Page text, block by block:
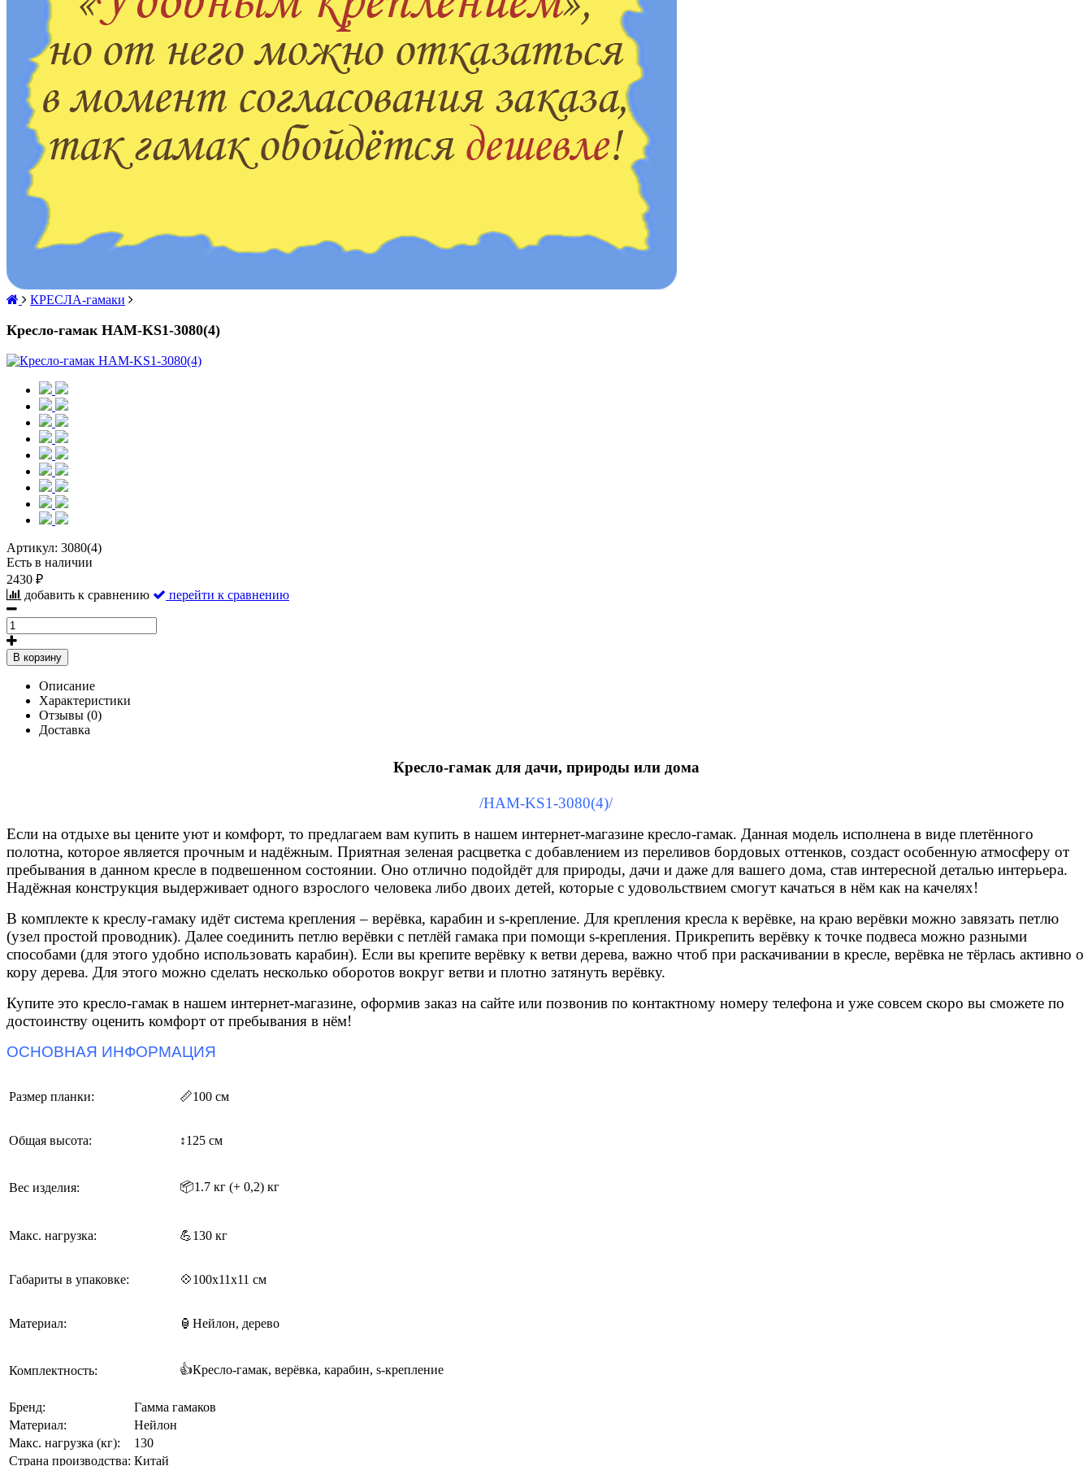
КРЕСЛА-гамаки
Кресло-гамак HAM-KS1-3080(4)
Артикул: 3080(4)
Есть в наличии
2430 ₽
добавить к сравнению
перейти к сравнению
В корзину
Описание
Характеристики
Отзывы (0)
Доставка
Кресло-гамак для дачи, природы или дома
/HAM-KS1-3080(4)/
Если на отдыхе вы цените уют и комфорт, то предлагаем вам купить в нашем интернет-магазине кресло-гамак. Данная модель исполнена в виде плетённого
полотна, которое является прочным и надёжным. Приятная зеленая расцветка с добавлением из переливов бордовых оттенков, создаст особенную атмосферу от
пребывания в данном кресле в подвешенном состоянии. Оно отлично подойдёт для природы, дачи и даже для вашего дома, став интересной деталью интерьера.
Надёжная конструкция выдерживает одного взрослого человека либо двоих детей, которые с удовольствием смогут качаться в нём как на качелях!
В комплекте к креслу-гамаку идёт система крепления – верёвка, карабин и s-крепление. Для крепления кресла к верёвке, на краю верёвки можно завязать петлю
(узел простой проводник). Далее соединить петлю верёвки с петлёй гамака при помощи s-крепления. Прикрепить верёвку к точке подвеса можно разными
способами (для этого удобно использовать карабин). Если вы крепите верёвку к ветви дерева, важно чтоб при раскачивании в кресле, верёвка не тёрлась активно о
кору дерева. Для этого можно сделать несколько оборотов вокруг ветви и плотно затянуть верёвку.
Купите это кресло-гамак в нашем интернет-магазине, оформив заказ на сайте или позвонив по контактному номеру телефона и уже совсем скоро вы сможете по
достоинству оценить комфорт от пребывания в нём!
ОСНОВНАЯ ИНФОРМАЦИЯ
Размер планки: 📏100 см
Общая высота: ↕125 см
Вес изделия: 📦1.7 кг (+ 0,2) кг
Макс. нагрузка: 💪130 кг
Габариты в упаковке: 💠100x11x11 см
Материал: 🏮 Нейлон, дерево
Комплектность: 👍Кресло-гамак, верёвка, карабин, s-крепление
Бренд:
Гамма гамаков
Материал:
Нейлон
Макс. нагрузка (кг):
130
Страна производства: Китай